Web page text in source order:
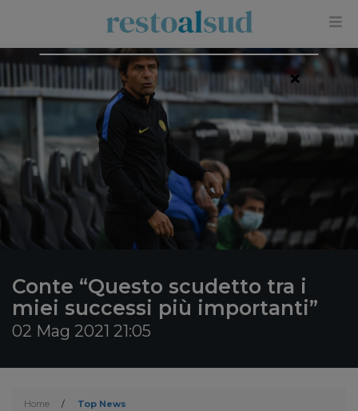
Conte “Questo scudetto tra i
miei successi più importanti”
02 Mag 2021 21:05
Home / Top News
×